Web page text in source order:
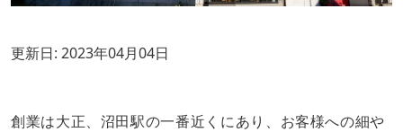
更新日: 2023年04月04日
創業は大正、沼田駅の一番近くにあり、お客様への細や